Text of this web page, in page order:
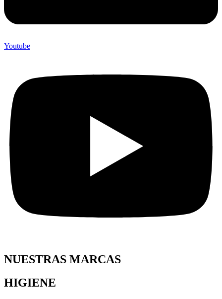
Youtube
NUESTRAS MARCAS
HIGIENE